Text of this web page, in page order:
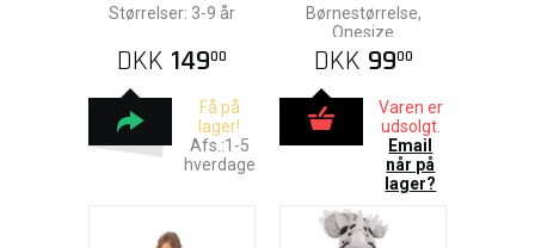
Størrelser: 3-9 år
DKK 14900
Få på
lager!
Afs.:1-5
hverdage
Børnestørrelse,
Onesize
DKK 9900
Varen er
udsolgt.
Email
når på
lager?